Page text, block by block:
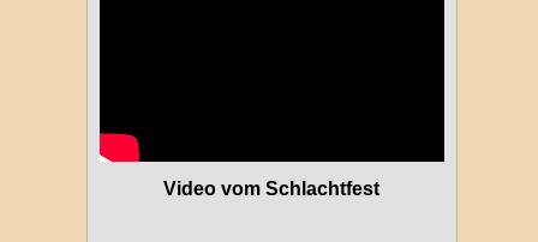
Video vom Schlachtfest